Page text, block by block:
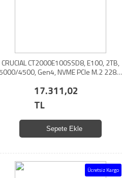
CRUCIAL CT2000E100SSD8, E100, 2TB,
4500, Gen4, NVME PCIe M.2 2280,
17.311,02
TL
Sepete Ekle
Ücretsiz Kargo